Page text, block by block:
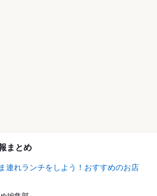
まとめ
連れランチをしよう！おすすめのお店